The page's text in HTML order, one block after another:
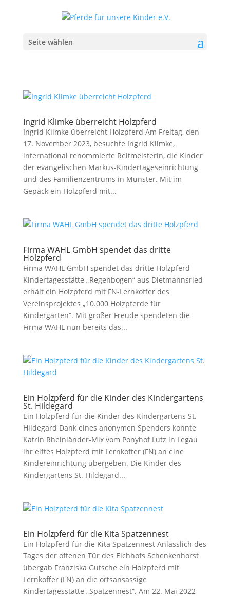
Seite wählen
Ingrid Klimke überreicht Holzpferd
Ingrid Klimke überreicht Holzpferd Am Freitag, den
17. November 2023, besuchte Ingrid Klimke,
international renommierte Reitmeisterin, die Kinder
der evangelischen Markus-Kindertageseinrichtung
und des Familienzentrums in Münster. Mit im
Gepäck ein Holzpferd mit...
Firma WAHL GmbH spendet das dritte
Holzpferd
Firma WAHL GmbH spendet das dritte Holzpferd
Kindertagesstätte „Regenbogen“ aus Dietmannsried
erhält ein Holzpferd mit FN-Lernkoffer des
Vereinsprojektes „10.000 Holzpferde für
Kindergärten“. Mit großer Freude spendeten die
Firma WAHL nun bereits das...
Ein Holzpferd für die Kinder des Kindergartens
St. Hildegard
Ein Holzpferd für die Kinder des Kindergartens St.
Hildegard Dank eines anonymen Spenders konnte
Katrin Rheinländer-Mix vom Ponyhof Lutz in Legau
ihr elftes Holzpferd mit Lernkoffer (FN) an eine
Kindereinrichtung übergeben. Die Kinder des
Kindergartens St. Hildegard...
Ein Holzpferd für die Kita Spatzennest
Ein Holzpferd für die Kita Spatzennest Anlässlich des
Tages der offenen Tür des Eichhofs Schenkenhorst
übergab Franziska Gutsche ein Holzpferd mit
Lernkoffer (FN) an die ortsansässige
Kindertagesstätte „Spatzennest“. Am 22. Mai 2022